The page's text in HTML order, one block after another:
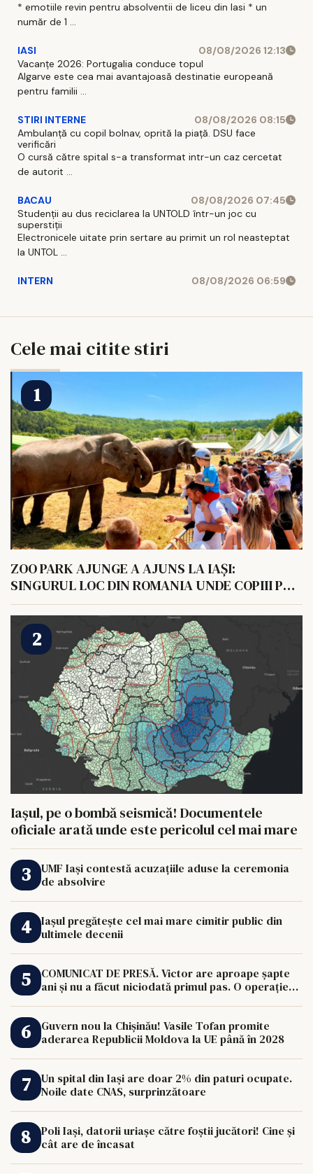
* emotiile revin pentru absolventii de liceu din Iasi * un
număr de 1 ...
IASI
08/08/2026 12:13
Vacanțe 2026: Portugalia conduce topul
Algarve este cea mai avantajoasă destinatie europeană
pentru familii ...
STIRI INTERNE
08/08/2026 08:15
Ambulanță cu copil bolnav, oprită la piață. DSU face
verificări
O cursă către spital s-a transformat intr-un caz cercetat
de autorit ...
BACAU
08/08/2026 07:45
Studenții au dus reciclarea la UNTOLD într-un joc cu
superstiții
Electronicele uitate prin sertare au primit un rol neasteptat
la UNTOL ...
INTERN 08/08/2026 06:59
Cele mai citite stiri
ZOO PARK AJUNGE A AJUNS LA IAȘI:
SINGURUL LOC DIN ROMANIA UNDE COPIII POT
HRANI UN ELEFANT
Iașul, pe o bombă seismică! Documentele
oficiale arată unde este pericolul cel mai mare
UMF Iași contestă acuzațiile aduse la ceremonia
de absolvire
Iașul pregătește cel mai mare cimitir public din
ultimele decenii
COMUNICAT DE PRESĂ. Victor are aproape șapte
ani și nu a făcut niciodată primul pas. O operație
Guvern nou la Chișinău! Vasile Tofan promite
aderarea Republicii Moldova la UE până în 2028
Un spital din Iași are doar 2% din paturi ocupate.
Noile date CNAS, surprinzătoare
Poli Iași, datorii uriașe către foștii jucători! Cine și
cât are de încasat